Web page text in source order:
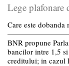
Lege plafonare
Care este
BNR propune
bancilor intre 1,5
creditului; in cazul